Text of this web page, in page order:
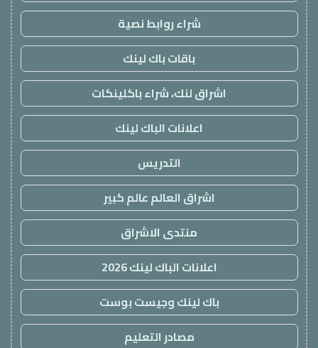
شراء روابط نصية
باقات باك لينك
اشراق لنك، شراء باكلينكات
اعلانات الباك لينك
التدريس
اشراق العالم عالم كبير
منتدى الاشراق
اعلانات الباك لينك 2026
باك لينك وجيست بوست
مصادر التعليم